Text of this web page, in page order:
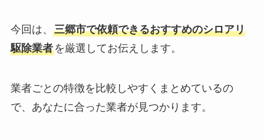
今回は、 三郷市で依頼できるおすすめのシロアリ
駆除業者を厳選してお伝えします。
業者ごとの特徴を比較しやすくまとめているの
で、あなたに合った業者が見つかります。